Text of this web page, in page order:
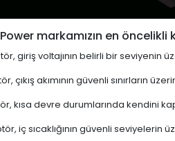
markamızın en
giriş voltajının belirli bir seviyenin
çıkış akımının güvenli sınırların
kısa devre durumlarında kendini
iç sıcaklığının güvenli seviyelerin